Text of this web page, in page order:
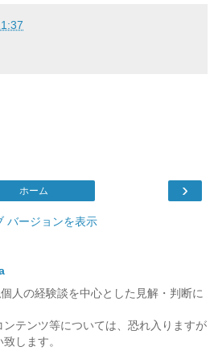
›
ホーム
バージョンを表示
人の経験談を中心とした見解・判断に
テンツ等については、恐れ入りますが
します。